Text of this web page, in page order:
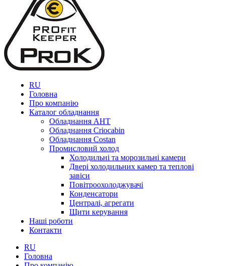
RU
Головна
Про компанію
Каталог обладнання
Обладнання AHT
Обладнання Criocabin
Обладнання Costan
Промисловий холод
Холодильні та морозильні камери
Двері холодильних камер та теплові
завіси
Повітроохолоджувачі
Конденсатори
Централі, агрегати
Щити керування
Наші роботи
Контакти
RU
Головна